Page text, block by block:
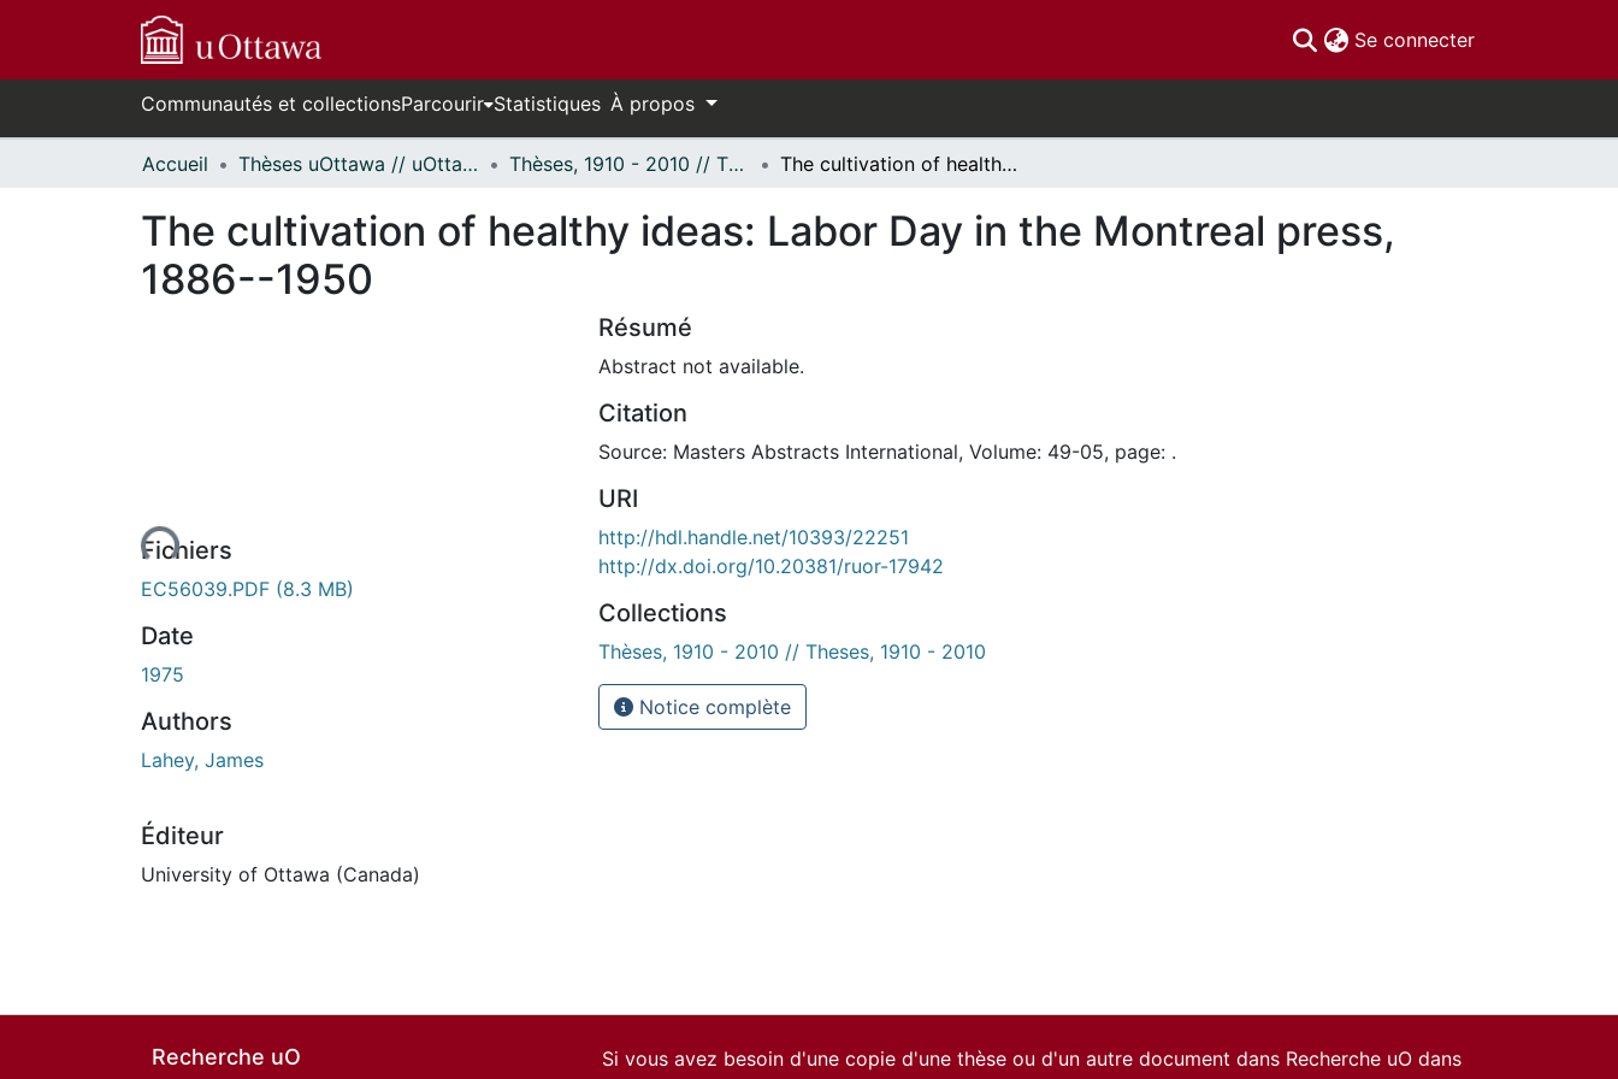
Se connecter(current)
Communautés et collectionsParcourir Statistiques À propos
Accueil Thèses uOttawa // uOttawa Theses Thèses, 1910 - 2010 // Theses, 1910 - 2010 The cultivation of healthy ideas: Labor Day in the Montreal press, 1886--1950
The cultivation of healthy ideas: Labor Day in the Montreal press,
1886--1950
de chargement...Fichiers
EC56039.PDF (8.3 MB)
Date
1975
Authors
Lahey, James
Éditeur
University of Ottawa (Canada)
Résumé
Abstract not available.
Citation
Source: Masters Abstracts International, Volume: 49-05, page: .
URI
http://hdl.handle.net/10393/22251
http://dx.doi.org/10.20381/ruor-17942
Collections
Thèses, 1910 - 2010 // Theses, 1910 - 2010
Notice complète
Recherche uO
Si vous avez besoin d'une copie d'une thèse ou d'un autre document dans Recherche uO dans